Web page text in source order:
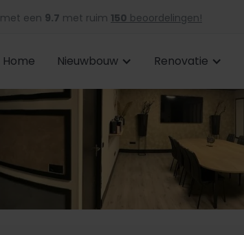
een 9.7 met ruim 150 beoordelingen!
Home Nieuwbouw Renovatie